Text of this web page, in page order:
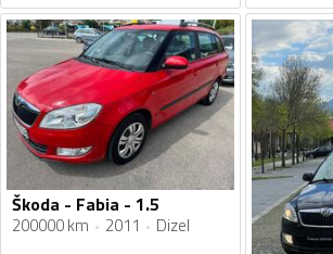
Škoda - Fabia - 1.5
200000 km 2011 Dizel